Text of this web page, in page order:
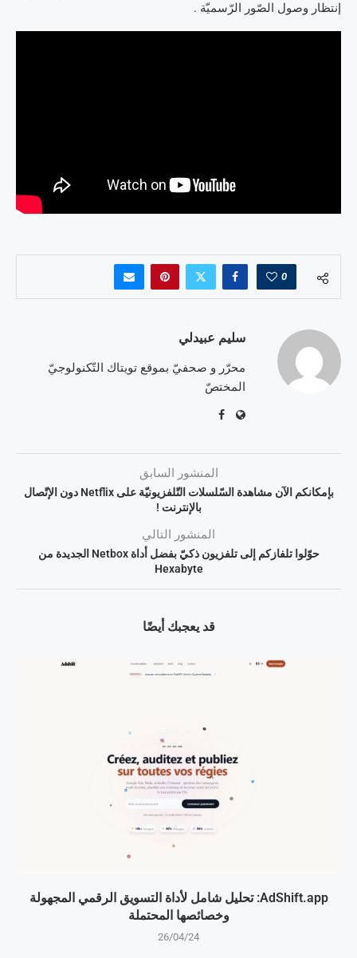
إنتظار وصول الصّور الرّسميّة .
0
سليم عبيدلي
محرّر و صحفيّ بموقع تويتاك التّكنولوجيّ
المختصّ
المنشور السابق
بإمكانكم الآن مشاهدة السّلسلات التّلفزيونيّة على Netflix دون الإتّصال
بالإنترنت !
المنشور التالي
حوّلوا تلفازكم إلى تلفزيون ذكيّ بفضل أداة Netbox الجديدة من
Hexabyte
قد يعجبك أيضًا
AdShift.app: تحليل شامل لأداة التسويق الرقمي المجهولة
وخصائصها المحتملة
26/04/24